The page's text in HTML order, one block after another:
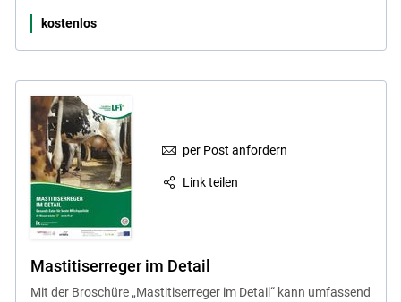
kostenlos
per Post anfordern
Link teilen
Mastitiserreger im Detail
Mit der Broschüre „Mastitiserreger im Detail“ kann umfassend